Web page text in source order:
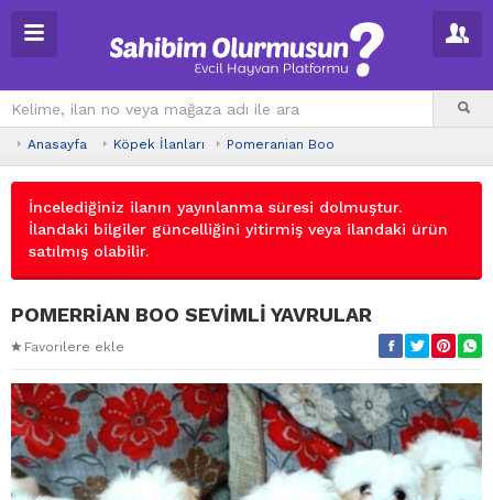
Anasayfa Köpek İlanları Pomeranian Boo
İncelediğiniz ilanın yayınlanma süresi dolmuştur.
İlandaki bilgiler güncelliğini yitirmiş veya ilandaki ürün
satılmış olabilir.
POMERRİAN BOO SEVİMLİ YAVRULAR
Favorilere ekle